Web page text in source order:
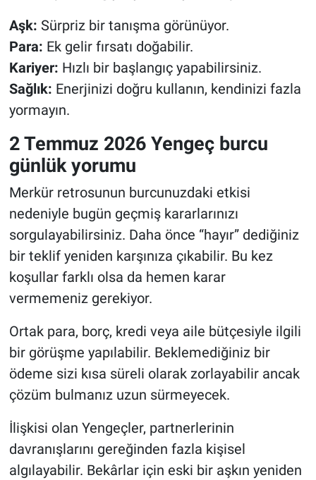
Aşk: Sürpriz bir tanışma görünüyor.
Para: Ek gelir fırsatı doğabilir.
Kariyer: Hızlı bir başlangıç yapabilirsiniz.
Sağlık: Enerjinizi doğru kullanın, kendinizi fazla
yormayın.
2 Temmuz 2026 Yengeç burcu
günlük yorumu
Merkür retrosunun burcunuzdaki etkisi
nedeniyle bugün geçmiş kararlarınızı
sorgulayabilirsiniz. Daha önce “hayır” dediğiniz
bir teklif yeniden karşınıza çıkabilir. Bu kez
koşullar farklı olsa da hemen karar
vermemeniz gerekiyor.
Ortak para, borç, kredi veya aile bütçesiyle ilgili
bir görüşme yapılabilir. Beklemediğiniz bir
ödeme sizi kısa süreli olarak zorlayabilir ancak
çözüm bulmanız uzun sürmeyecek.
İlişkisi olan Yengeçler, partnerlerinin
davranışlarını gereğinden fazla kişisel
algılayabilir. Bekârlar için eski bir aşkın yeniden